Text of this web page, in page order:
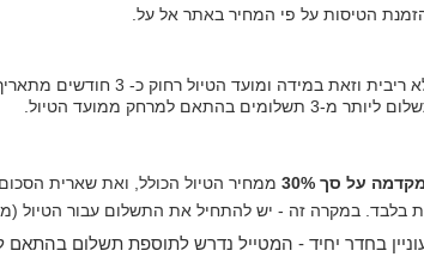
הטיסות על פי המחיר באתר אל על.
מקדמה על סך 30%
ממחיר הטיול הכולל, ואת שארית הסכום,
בחדר יחיד - המטייל נדרש לתוספת תשלום